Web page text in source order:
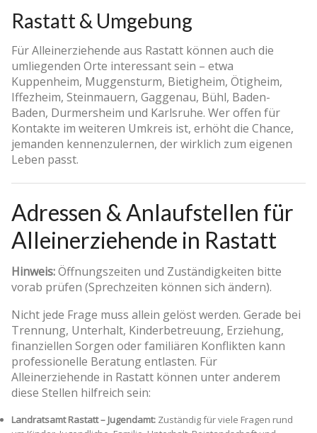
Rastatt & Umgebung
Für Alleinerziehende aus Rastatt können auch die
umliegenden Orte interessant sein – etwa
Kuppenheim, Muggensturm, Bietigheim, Ötigheim,
Iffezheim, Steinmauern, Gaggenau, Bühl, Baden-
Baden, Durmersheim und Karlsruhe. Wer offen für
Kontakte im weiteren Umkreis ist, erhöht die Chance,
jemanden kennenzulernen, der wirklich zum eigenen
Leben passt.
Adressen & Anlaufstellen für
Alleinerziehende in Rastatt
Hinweis:Öffnungszeiten und Zuständigkeiten bitte
vorab prüfen (Sprechzeiten können sich ändern).
Nicht jede Frage muss allein gelöst werden. Gerade bei
Trennung, Unterhalt, Kinderbetreuung, Erziehung,
finanziellen Sorgen oder familiären Konflikten kann
professionelle Beratung entlasten. Für
Alleinerziehende in Rastatt können unter anderem
diese Stellen hilfreich sein:
Landratsamt Rastatt – Jugendamt: Zuständig für viele Fragen rund